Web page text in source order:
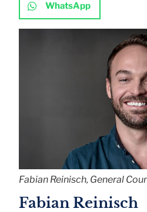
WhatsApp
Fabian Reinisch, General
Fabian Reinisch